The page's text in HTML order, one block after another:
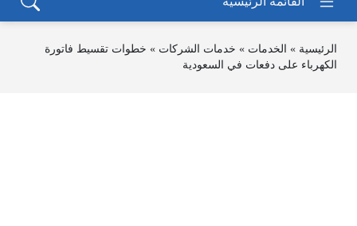
الرئيسية » الخدمات » خدمات الشركات » خطوات تقسيط فاتورة
الكهرباء على دفعات في السعودية